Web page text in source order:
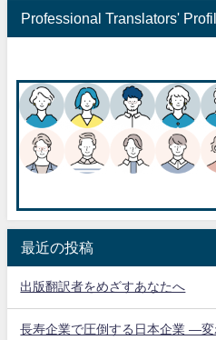
Professional Translators'
最近の投稿
出版翻訳者をめざすあなたへ
長寿企業で圧倒する日本企業 ―